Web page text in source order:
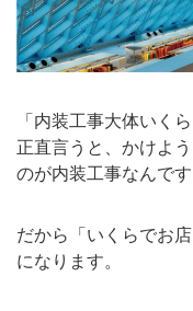
「内装工事大体いく
正直言うと、かけよ
のが内装工事なんです
だから「いくらでお
になります。